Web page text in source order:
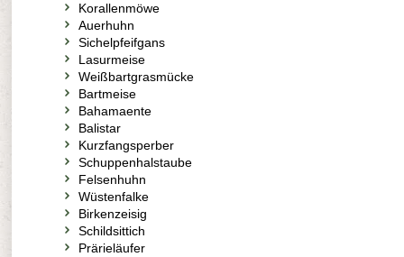
Korallenmöwe
Auerhuhn
Sichelpfeifgans
Lasurmeise
Weißbartgrasmücke
Bartmeise
Bahamaente
Balistar
Kurzfangsperber
Schuppenhalstaube
Felsenhuhn
Wüstenfalke
Birkenzeisig
Schildsittich
Prärieläufer